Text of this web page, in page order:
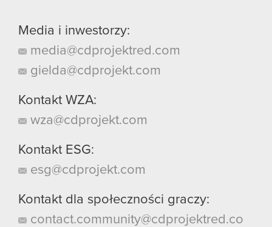
Media i inwestorzy:
media@cdprojektred.com
gielda@cdprojekt.com
Kontakt WZA:
wza@cdprojekt.com
Kontakt ESG:
esg@cdprojekt.com
Kontakt dla społeczności graczy:
contact.community@cdprojektred.co